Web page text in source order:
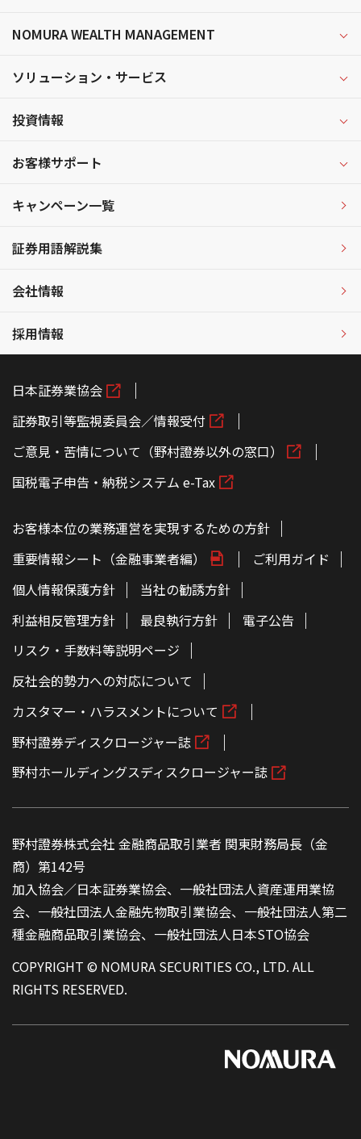
NOMURA WEALTH MANAGEMENT
ソリューション・サービス
投資情報
お客様サポート
キャンペーン一覧
証券用語解説集
会社情報
採用情報
日本証券業協会
証券取引等監視委員会／情報受付
ご意見・苦情について（野村證券以外の窓口）
国税電子申告・納税システム e-Tax
お客様本位の業務運営を実現するための方針
重要情報シート（金融事業者編）
ご利用ガイド
個人情報保護方針
当社の勧誘方針
利益相反管理方針
最良執行方針
電子公告
リスク・手数料等説明ページ
反社会的勢力への対応について
カスタマー・ハラスメントについて
野村證券ディスクロージャー誌
野村ホールディングスディスクロージャー誌
野村證券株式会社 金融商品取引業者 関東財務局長（金
商）第142号
加入協会／日本証券業協会、一般社団法人資産運用業協
会、一般社団法人金融先物取引業協会、一般社団法人第二
種金融商品取引業協会、一般社団法人日本STO協会
COPYRIGHT © NOMURA SECURITIES CO., LTD. ALL
RIGHTS RESERVED.